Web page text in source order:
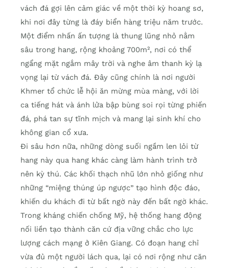
vách đá gợi lên cảm giác về một thời kỳ hoang sơ,
khi nơi đây từng là đáy biển hàng triệu năm trước.
Một điểm nhấn ấn tượng là thung lũng nhỏ nằm
sâu trong hang, rộng khoảng 700m², nơi có thể
ngẩng mặt ngắm mây trời và nghe âm thanh kỳ lạ
vọng lại từ vách đá. Đây cũng chính là nơi người
Khmer tổ chức lễ hội ăn mừng mùa màng, với lời
ca tiếng hát và ánh lửa bập bùng soi rọi từng phiến
đá, phá tan sự tĩnh mịch và mang lại sinh khí cho
không gian cổ xưa.
Đi sâu hơn nữa, những dòng suối ngầm len lỏi từ
hang này qua hang khác càng làm hành trình trở
nên kỳ thú. Các khối thạch nhũ lớn nhỏ giống như
những “miệng thúng úp ngược” tạo hình độc đáo,
khiến du khách đi từ bất ngờ này đến bất ngờ khác.
Trong kháng chiến chống Mỹ, hệ thống hang động
nối liền tạo thành căn cứ địa vững chắc cho lực
lượng cách mạng ở Kiên Giang. Có đoạn hang chỉ
vừa đủ một người lách qua, lại có nơi rộng như căn